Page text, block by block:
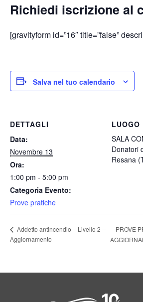
Richiedi iscrizione al
[gravityform id=”16″ title=”false”
Salva nel tuo calendario
DETTAGLI
Data:
Novembre 13
Ora:
1:00 pm - 5:00 pm
Categoria Evento:
Prove pratiche
LUOGO
SALA
Donatori
Resana
Addetto antincendio – Livello 2 –
Aggiornamento
PROVE